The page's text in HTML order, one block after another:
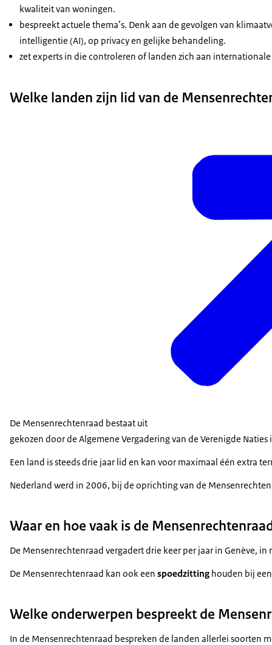
kwaliteit van woningen.
bespreekt actuele thema’s. Denk aan de gevolgen van
intelligentie (AI), op privacy en gelijke behandeling.
zet experts in die controleren of landen zich aan
Welke landen zijn lid van de
De Mensenrechtenraad bestaat uit
gekozen door de Algemene Vergadering van de Verenigde
Een land is steeds drie jaar lid en kan voor maximaal één extra
Nederland werd in 2006, bij de oprichting van de
Waar en hoe vaak is de
De Mensenrechtenraad vergadert drie keer per jaar in Genève,
De Mensenrechtenraad kan ook een spoedzitting houden bij
Welke onderwerpen bespreekt de
In de Mensenrechtenraad bespreken de landen allerlei soorten